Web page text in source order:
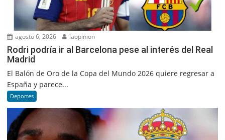
agosto 6, 2026 laopinion
Rodri podría ir al Barcelona pese al interés del Real
Madrid
El Balón de Oro de la Copa del Mundo 2026 quiere regresar a
España y parece...
Deportes